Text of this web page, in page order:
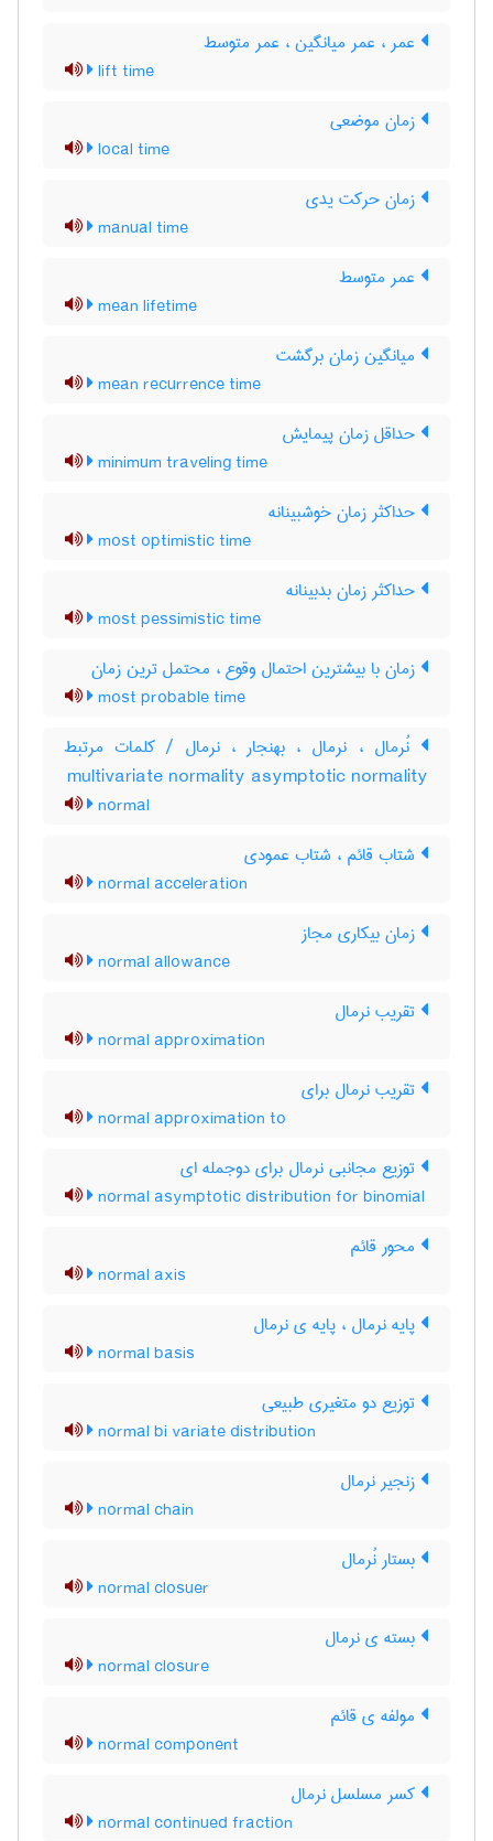
عمر ، عمر میانگین ، عمر متوسط
lift time
زمان موضعی
local time
زمان حرکت یدی
manual time
عمر متوسط
mean lifetime
میانگین زمان برگشت
mean recurrence time
حداقل زمان پیمایش
minimum traveling time
حداکثر زمان خوشبینانه
most optimistic time
حداکثر زمان بدبینانه
most pessimistic time
زمان با بیشترین احتمال وقوع ، محتمل ترین زمان
most probable time
نُرمال ، نرمال ، بهنجار ، نرمال / کلمات مرتبط
multivariate normality asymptotic normality
normal
شتاب قائم ، شتاب عمودی
normal acceleration
زمان بیکاری مجاز
normal allowance
تقریب نرمال
normal approximation
تقریب نرمال برای
normal approximation to
توزیع مجانبی نرمال برای دوجمله ای
normal asymptotic distribution for binomial
محور قائم
normal axis
پایه نرمال ، پایه ی نرمال
normal basis
توزیع دو متغیری طبیعی
normal bi variate distribution
زنجیر نرمال
normal chain
بستار نُرمال
normal closuer
بسته ی نرمال
normal closure
مولفه ی قائم
normal component
کسر مسلسل نرمال
normal continued fraction